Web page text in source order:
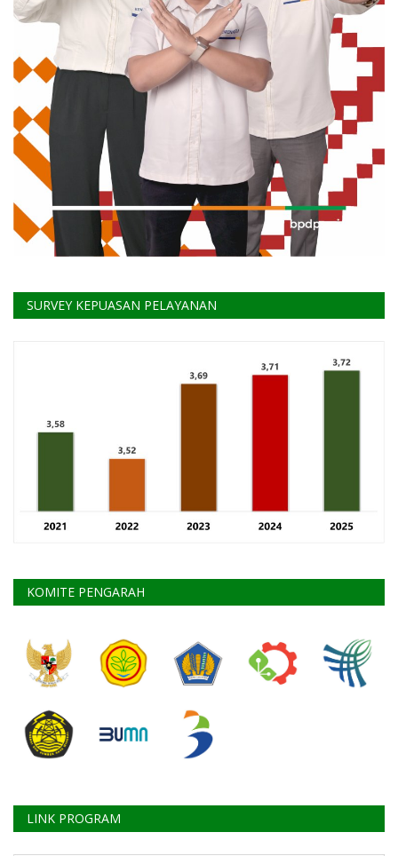
SURVEY KEPUASAN PELAYANAN
KOMITE PENGARAH
LINK PROGRAM